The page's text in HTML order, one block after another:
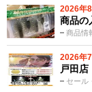
2026年
商品情
商品
2026年
セール
戸田